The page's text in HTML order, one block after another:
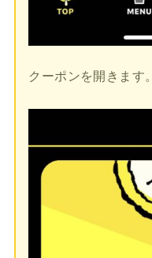
クーポンを開きます。